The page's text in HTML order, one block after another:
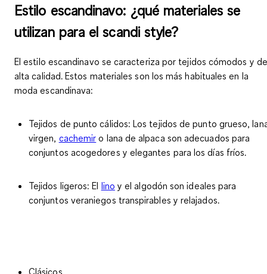
Estilo escandinavo: ¿qué materiales se
utilizan para el scandi style?
El estilo escandinavo se caracteriza por tejidos cómodos y de
alta calidad. Estos materiales son los más habituales en la
moda escandinava:
Tejidos de punto cálidos: Los tejidos de punto grueso,
virgen, cachemir o lana de alpaca son adecuados para
conjuntos acogedores y elegantes para los días fríos.
Tejidos ligeros: El lino y el algodón son ideales para
conjuntos veraniegos transpirables y relajados.
Clásicos